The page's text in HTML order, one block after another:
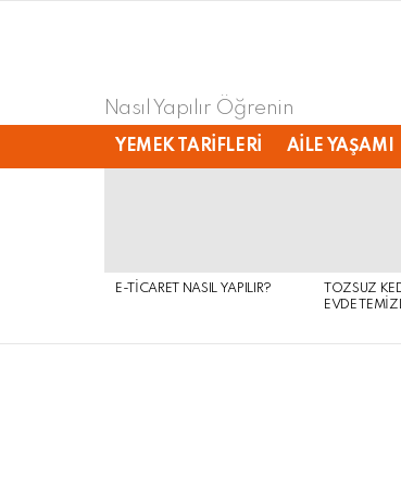
Nasıl Yapılır Öğrenin
YEMEK TARIFLERI AILE YAŞAMI
E-TICARET NASIL YAPILIR?
TOZSUZ
EVDE